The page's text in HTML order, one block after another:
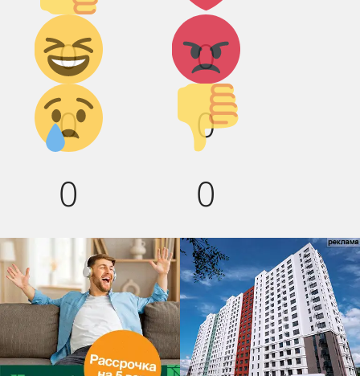
0 0
Дикий
смех!
0
Агрессия!
0
Грусть :(
0
Палец
вниз!
0